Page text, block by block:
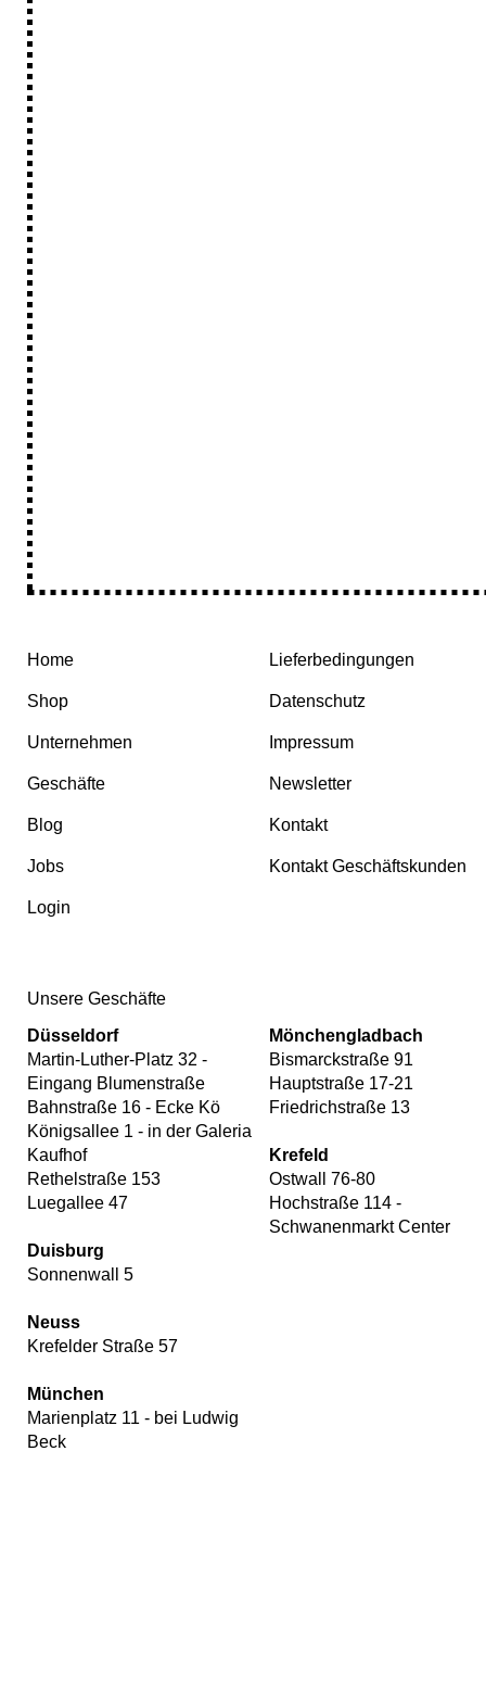
Home
Shop
Unternehmen
Geschäfte
Blog
Jobs
Login
Lieferbedingungen
Datenschutz
Impressum
Newsletter
Kontakt
Kontakt Geschäftskunden
Unsere Geschäfte
Düsseldorf
Martin-Luther-Platz 32 -
Eingang Blumenstraße
Bahnstraße 16 - Ecke Kö
Königsallee 1 - in der Galeria
Kaufhof
Rethelstraße 153
Luegallee 47
Mönchengladbach
Bismarckstraße 91
Hauptstraße 17-21
Friedrichstraße 13
Krefeld
Ostwall 76-80
Hochstraße 114 -
Schwanenmarkt Center
Duisburg
Sonnenwall 5
Neuss
Krefelder Straße 57
München
Marienplatz 11 - bei Ludwig
Beck